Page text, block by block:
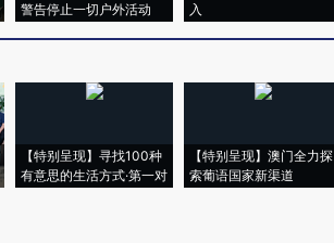
警告停止一切户外活动
入
【特别呈现】寻找100种
有意思的生活方式·第一对
【特别呈现】澳门全力探
索葡语国家新渠道